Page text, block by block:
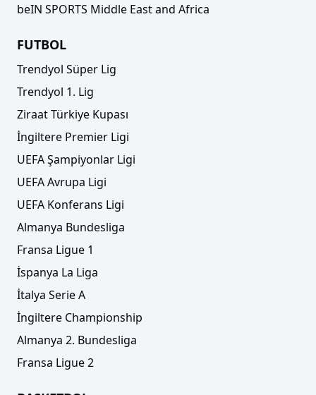
beIN SPORTS Middle East and Africa
FUTBOL
Trendyol Süper Lig
Trendyol 1. Lig
Ziraat Türkiye Kupası
İngiltere Premier Ligi
UEFA Şampiyonlar Ligi
UEFA Avrupa Ligi
UEFA Konferans Ligi
Almanya Bundesliga
Fransa Ligue 1
İspanya La Liga
İtalya Serie A
İngiltere Championship
Almanya 2. Bundesliga
Fransa Ligue 2